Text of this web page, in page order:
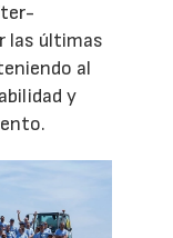
las últimas
al
y